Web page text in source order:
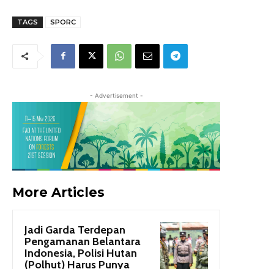
TAGS SPORC
- Advertisement -
More Articles
Jadi Garda Terdepan
Pengamanan Belantara
Indonesia, Polisi Hutan
(Polhut) Harus Punya